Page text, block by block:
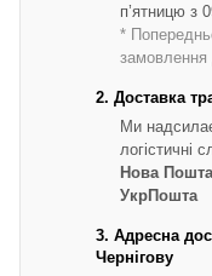
п’ятницю з
*
замовлення
2. Доставка
Ми
логістичні
Нова
УкрПошта
3. Адресна
Чернігову